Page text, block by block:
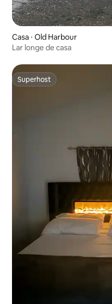
Casa ⋅ Old Harbour
Lar longe de casa
Superhost
Superhost